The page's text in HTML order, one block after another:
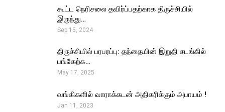
கூட்ட நெரிசலை தவிர்ப்பதற்காக திருச்சியில்
இருந்து…
Sep 15, 2024
திருச்சியில் பரபரப்பு: தந்தையின் இறுதி சடங்கில்
பங்கேற்க…
May 17, 2025
வங்கிகளில் வாராக்கடன் அதிகரிக்கும் அபாயம் !
Jan 11, 2023